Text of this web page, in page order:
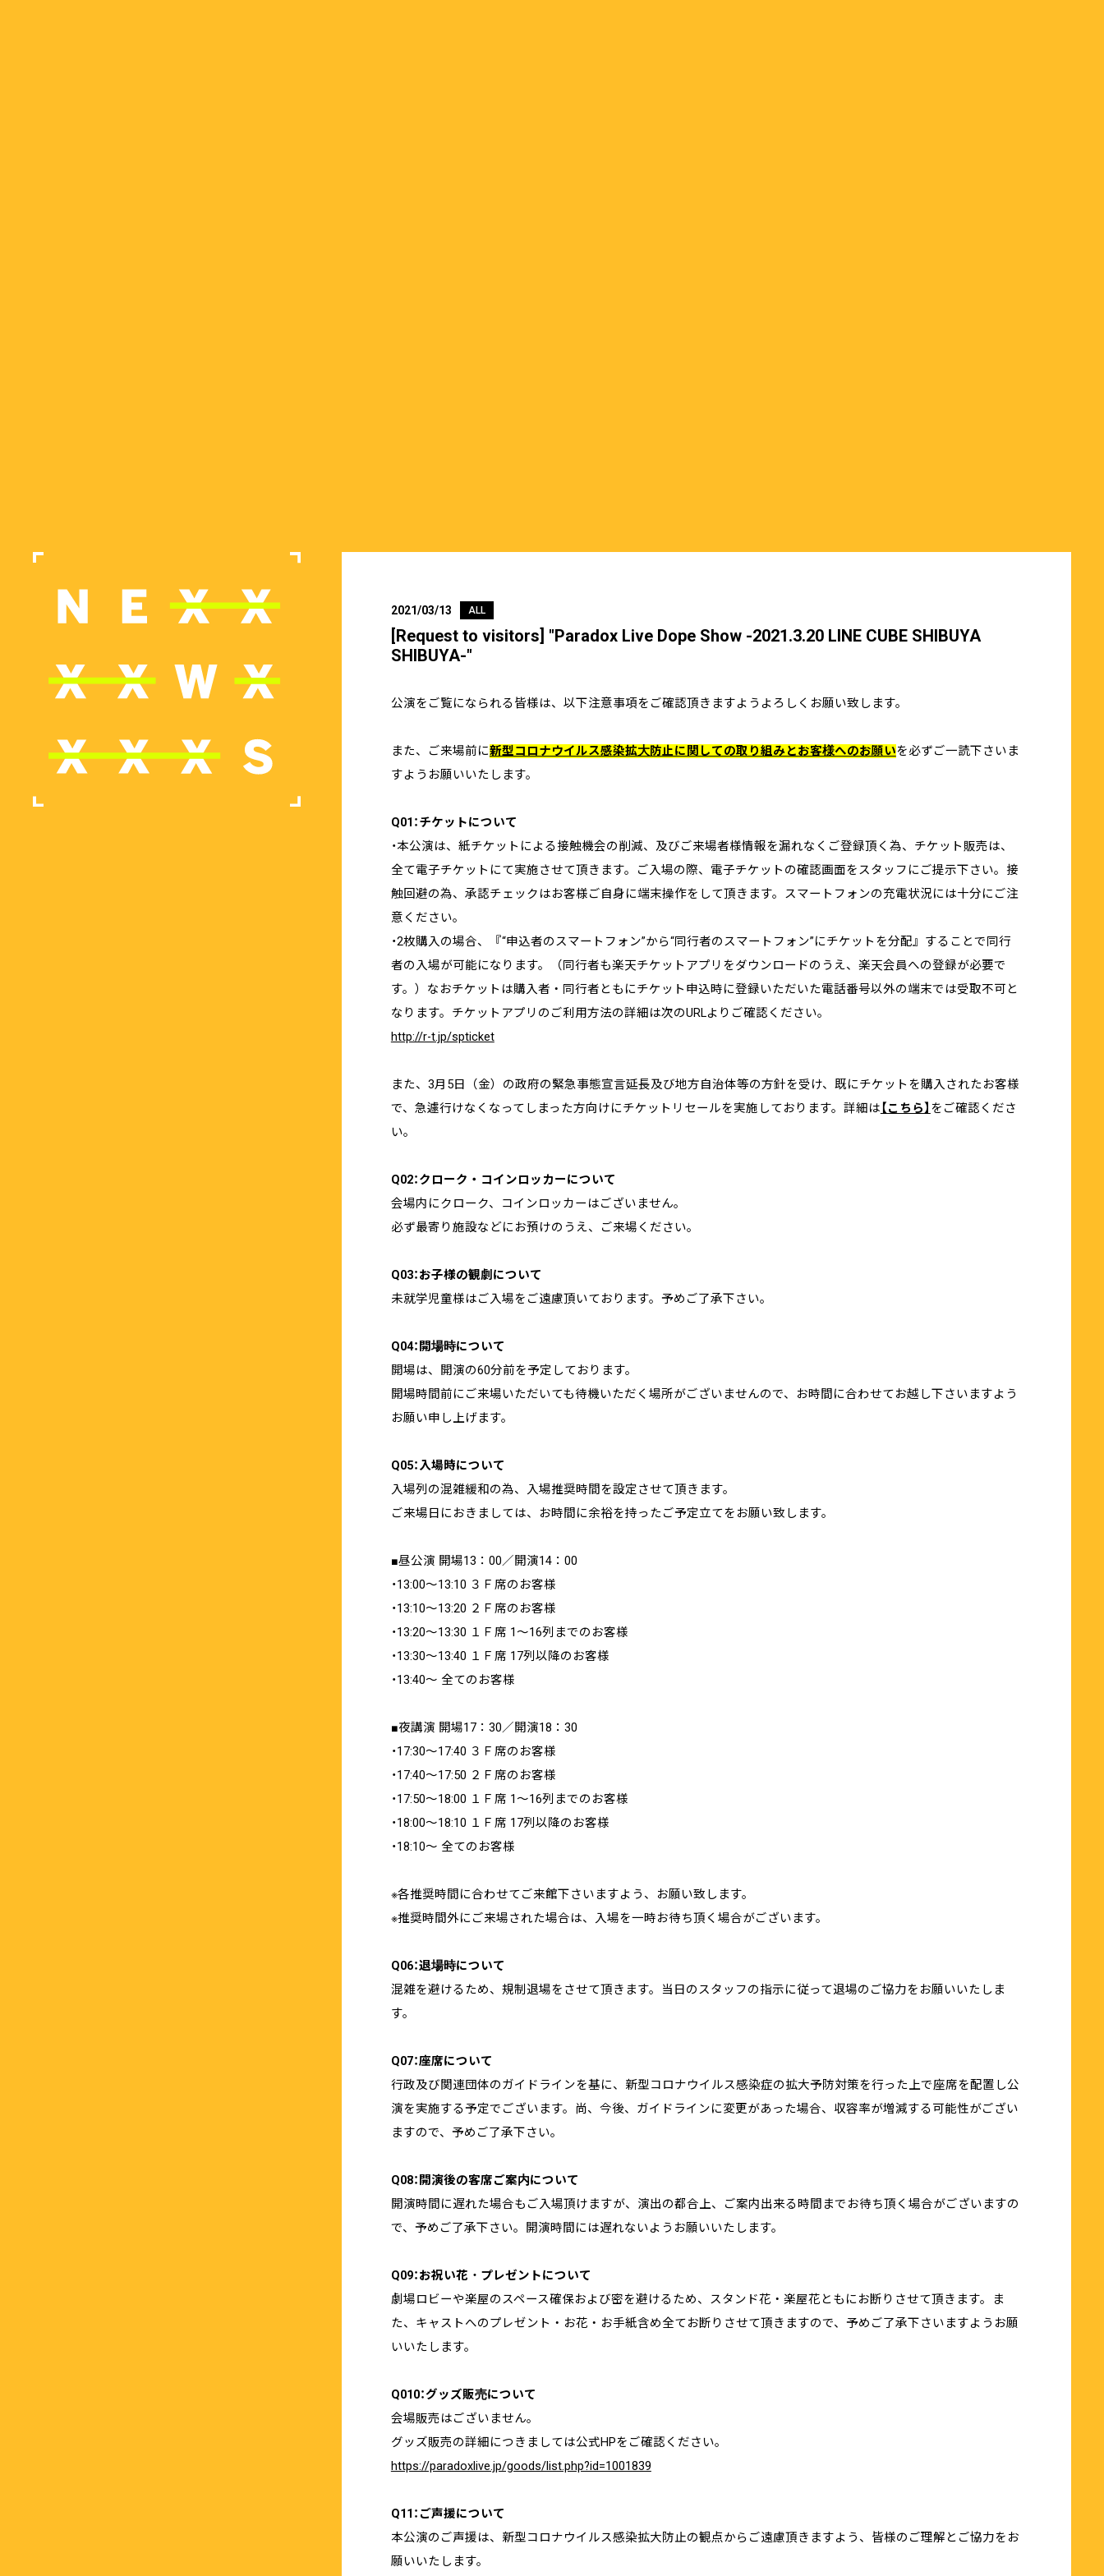
2021/03/13 ALL
[Request to visitors] "Paradox Live Dope Show -2021.3.20 LINE CUBE SHIBUYA
SHIBUYA-"
公演をご覧になられる皆様は、以下注意事項をご確認頂きますようよろしくお願い致します。
また、ご来場前に新型コロナウイルス感染拡大防止に関しての取り組みとお客様へのお願いを必ずご一読下さいま
すようお願いいたします。
Q01：チケットについて
・本公演は、紙チケットによる接触機会の削減、及びご来場者様情報を漏れなくご登録頂く為、チケット販売は、
全て電子チケットにて実施させて頂きます。ご入場の際、電子チケットの確認画面をスタッフにご提示下さい。接
触回避の為、承認チェックはお客様ご自身に端末操作をして頂きます。スマートフォンの充電状況には十分にご注
意ください。
・2枚購入の場合、『“申込者のスマートフォン”から“同行者のスマートフォン”にチケットを分配』することで同行
者の入場が可能になります。（同行者も楽天チケットアプリをダウンロードのうえ、楽天会員への登録が必要で
す。）なおチケットは購入者・同行者ともにチケット申込時に登録いただいた電話番号以外の端末では受取不可と
なります。チケットアプリのご利用方法の詳細は次のURLよりご確認ください。
http://r-t.jp/spticket
また、3月5日（金）の政府の緊急事態宣言延長及び地方自治体等の方針を受け、既にチケットを購入されたお客様
で、急遽行けなくなってしまった方向けにチケットリセールを実施しております。詳細は 【こちら】 をご確認くださ
い。
Q02：クローク・コインロッカーについて
会場内にクローク、コインロッカーはございません。
必ず最寄り施設などにお預けのうえ、ご来場ください。
Q03：お子様の観劇について
未就学児童様はご入場をご遠慮頂いております。予めご了承下さい。
Q04：開場時について
開場は、開演の60分前を予定しております。
開場時間前にご来場いただいても待機いただく場所がございませんので、お時間に合わせてお越し下さいますよう
お願い申し上げます。
Q05：入場時について
入場列の混雑緩和の為、入場推奨時間を設定させて頂きます。
ご来場日におきましては、お時間に余裕を持ったご予定立てをお願い致します。
■昼公演 開場13：00／開演14：00
・13:00～13:10 ３Ｆ席のお客様
・13:10～13:20 ２Ｆ席のお客様
・13:20～13:30 １Ｆ席 1～16列までのお客様
・13:30～13:40 １Ｆ席 17列以降のお客様
・13:40～ 全てのお客様
■夜講演 開場17：30／開演18：30
・17:30～17:40 ３Ｆ席のお客様
・17:40～17:50 ２Ｆ席のお客様
・17:50～18:00 １Ｆ席 1～16列までのお客様
・18:00～18:10 １Ｆ席 17列以降のお客様
・18:10～ 全てのお客様
※各推奨時間に合わせてご来館下さいますよう、お願い致します。
※推奨時間外にご来場された場合は、入場を一時お待ち頂く場合がございます。
Q06：退場時について
混雑を避けるため、規制退場をさせて頂きます。当日のスタッフの指示に従って退場のご協力をお願いいたしま
す。
Q07：座席について
行政及び関連団体のガイドラインを基に、新型コロナウイルス感染症の拡大予防対策を行った上で座席を配置し公
演を実施する予定でございます。尚、今後、ガイドラインに変更があった場合、収容率が増減する可能性がござい
ますので、予めご了承下さい。
Q08：開演後の客席ご案内について
開演時間に遅れた場合もご入場頂けますが、演出の都合上、ご案内出来る時間までお待ち頂く場合がございますの
で、予めご了承下さい。開演時間には遅れないようお願いいたします。
Q09：お祝い花・プレゼントについて
劇場ロビーや楽屋のスペース確保および密を避けるため、スタンド花・楽屋花ともにお断りさせて頂きます。ま
た、キャストへのプレゼント・お花・お手紙含め全てお断りさせて頂きますので、予めご了承下さいますようお願
いいたします。
Q010：グッズ販売について
会場販売はございません。
グッズ販売の詳細につきましては公式HPをご確認ください。
https://paradoxlive.jp/goods/list.php?id=1001839
Q11：ご声援について
本公演のご声援は、新型コロナウイルス感染拡大防止の観点からご遠慮頂きますよう、皆様のご理解とご協力をお
願いいたします。